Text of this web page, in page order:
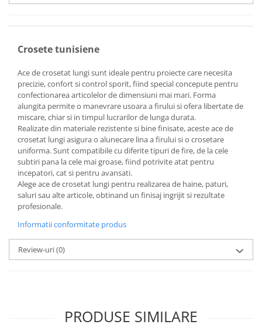
Crosete tunisiene
Ace de crosetat lungi sunt ideale pentru proiecte care necesita
precizie, confort si control sporit, fiind special concepute pentru
confectionarea articolelor de dimensiuni mai mari. Forma
alungita permite o manevrare usoara a firului si ofera libertate de
miscare, chiar si in timpul lucrarilor de lunga durata.
Realizate din materiale rezistente si bine finisate, aceste ace de
crosetat lungi asigura o alunecare lina a firului si o crosetare
uniforma. Sunt compatibile cu diferite tipuri de fire, de la cele
subtiri pana la cele mai groase, fiind potrivite atat pentru
incepatori, cat si pentru avansati.
Alege ace de crosetat lungi pentru realizarea de haine, paturi,
saluri sau alte articole, obtinand un finisaj ingrijit si rezultate
profesionale.
Informatii conformitate produs
Review-uri(0)
PRODUSE SIMILARE